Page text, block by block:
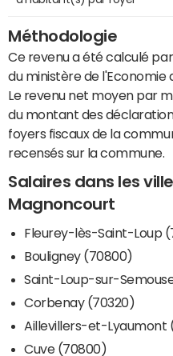
Méthodologie
Ce revenu a été calculé
du ministère de l'Economie
Le revenu net moyen par
du montant des
foyers fiscaux de la
recensés sur la commune.
Salaires dans les
Magnoncourt
Fleurey-lès-Saint-Loup
Bouligney (70800)
Saint-Loup-sur-
Corbenay (70320)
Aillevillers-et-Lyaumont
Cuve (70800)